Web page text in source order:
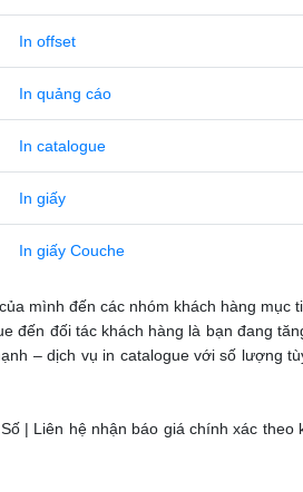
In offset
In quảng cáo
In catalogue
In giấy
In giấy Couche
mình đến các nhóm khách hàng mục
đến đối tác khách hàng là bạn đang
– dịch vụ in catalogue với số lượng
| Liên hệ nhận báo giá chính xác theo